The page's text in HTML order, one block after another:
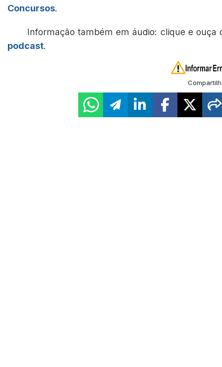
Concursos.
Informação também em áudio: clique e ouça
podcast.